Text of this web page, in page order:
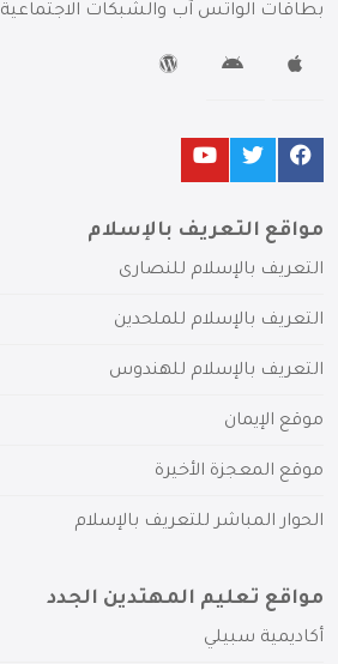
بطاقات الواتس آب والشبكات الاجتماعية
مواقع التعريف بالإسلام
التعريف بالإسلام للنصارى
التعريف بالإسلام للملحدين
التعريف بالإسلام للهندوس
موقع الإيمان
موقع المعجزة الأخيرة
الحوار المباشر للتعريف بالإسلام
مواقع تعليم المهتدين الجدد
أكاديمية سبيلي